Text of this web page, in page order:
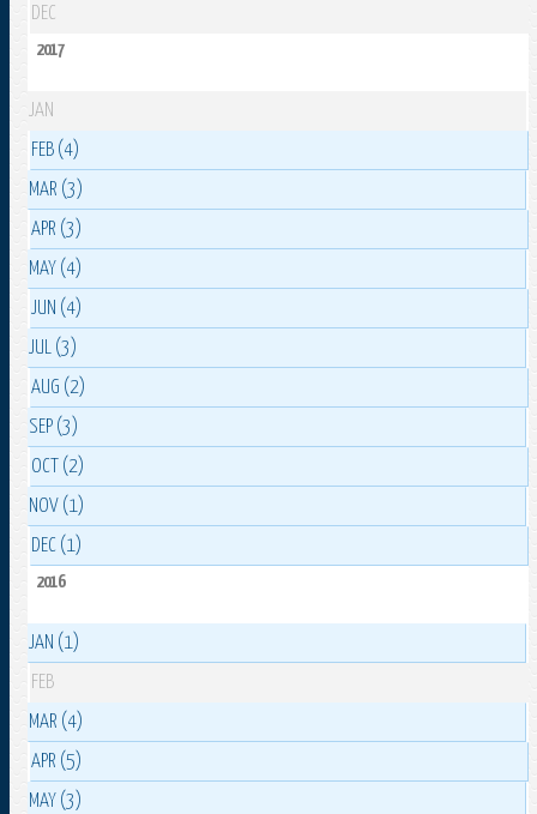
DEC
2017
JAN
FEB (4)
MAR (3)
APR (3)
MAY (4)
JUN (4)
JUL (3)
AUG (2)
SEP (3)
OCT (2)
NOV (1)
DEC (1)
2016
JAN (1)
FEB
MAR (4)
APR (5)
MAY (3)